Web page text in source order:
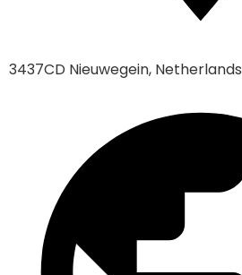
3437CD Nieuwegein, Netherlands